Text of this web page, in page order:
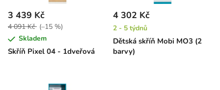
t
ů
r
o
d
u
k
Skříň Pixel 04 - 1dveřová
3 439 Kč
4 091 Kč (–15 %)
Skladem
Dětská skříň Mobi MO3 (2
barvy)
4 302 Kč
2 - 5 týdnů